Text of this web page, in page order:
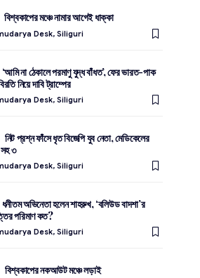
বিশ্বকাপের মঞ্চে নামার আগেই ধাক্কা
Desk, Siliguri
‘আমি না ঠেকালে পরমাণু যুদ্ধ বাঁধত’, ফের ভারত-পাক
নিয়ে দাবি ট্রাম্পের
Desk, Siliguri
নিট প্রশ্ন ফাঁসে ধৃত বিজেপি যুব নেতা, মেডিকেলের
৩
Desk, Siliguri
ধনীতম অভিনেতা হলেন শাহরুখ, ‘বলিউড বাদশা’র
পরিমাণ কত?
Desk, Siliguri
বিশ্বকাপের নকআউট মঞ্চে লড়াই